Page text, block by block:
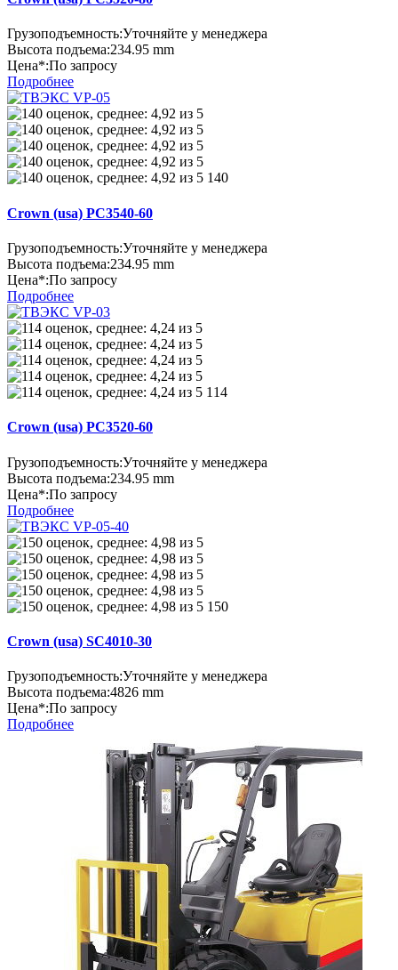
Грузоподъемность:Уточняйте у менеджера
Высота подъема:234.95 mm
Цена*:По запросу
Подробнее
140
Crown (usa) PC3540-60
Грузоподъемность:Уточняйте у менеджера
Высота подъема:234.95 mm
Цена*:По запросу
Подробнее
114
Crown (usa) PC3520-60
Грузоподъемность:Уточняйте у менеджера
Высота подъема:234.95 mm
Цена*:По запросу
Подробнее
150
Crown (usa) SC4010-30
Грузоподъемность:Уточняйте у менеджера
Высота подъема:4826 mm
Цена*:По запросу
Подробнее